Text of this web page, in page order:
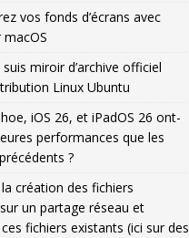
vos fonds d’écrans avec
suis miroir d’archive officiel
Linux Ubuntu
iOS 26, et iPadOS 26 ont-
performances que les
?
création des fichiers
un partage réseau et
fichiers existants (ici sur des